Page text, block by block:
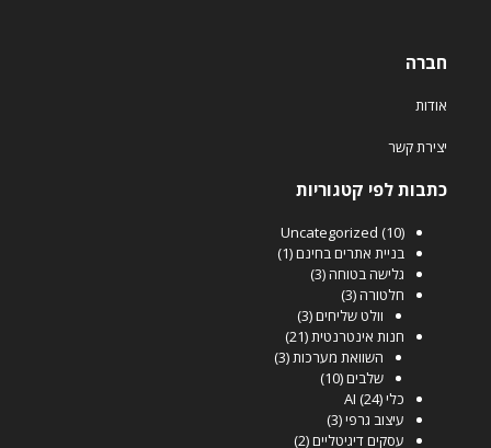
חברה
אודות
יצירת קשר
כתבות לפי קטגוריות
Uncategorized (10)
בניית אתרים בחינם(1)
גלישה בטוחה(3)
חלטורה(3)
וולט שליחים(3)
חנות אינטרנטית (21)
השוואת מערכות (3)
שלבים(10)
כלי AI(24)
עיצוב גרפי(3)
עסקים דיגיטליים(2)